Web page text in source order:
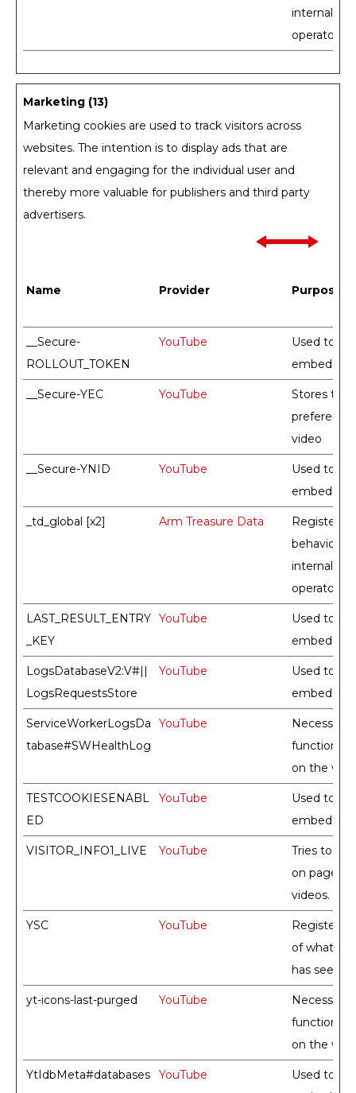
internal
operator.
Marketing (13)
Marketing cookies are used to track visitors across
websites. The intention is to display ads that are
relevant and engaging for the individual user and
thereby more valuable for publishers and third party
advertisers.
Name Provider Purpose
__Secure-
ROLLOUT_TOKEN
YouTube
Used to
__Secure-YEC YouTube
Stores the
video
__Secure-YNID YouTube
Used to
_td_global [x2] Arm Treasure Data
Registers
behaviour
internal
operator.
LAST_RESULT_ENTRY
_KEY
YouTube
Used to
LogsDatabaseV2:V#||
LogsRequestsStore
YouTube
Used to
ServiceWorkerLogsDa
tabase#SWHealthLog
YouTube
on the
TESTCOOKIESENABL
ED
YouTube
Used to
VISITOR_INFO1_LIVE YouTube
Tries to
on pages
videos.
YSC YouTube
Registers
of what
has seen.
yt-icons-last-purged YouTube
on the
YtIdbMeta#databases YouTube
Used to